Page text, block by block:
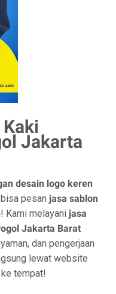
Jakarta
desain logo keren
pesan jasa sablon
! Kami melayani jasa
Jakarta Barat
dan pengerjaan
lewat website
tempat!